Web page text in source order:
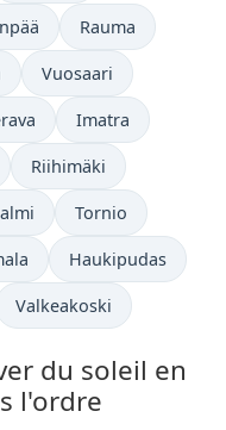
Rauma
Vuosaari
Imatra
Riihimäki
Tornio
Haukipudas
Valkeakoski
du soleil en
l'ordre